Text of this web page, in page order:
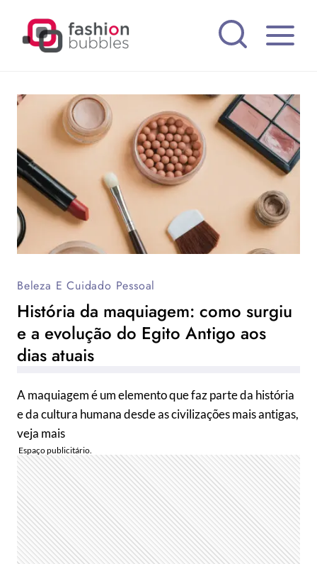
Beleza E Cuidado Pessoal
História da maquiagem: como surgiu
e a evolução do Egito Antigo aos
dias atuais
A maquiagem é um elemento que faz parte da história
e da cultura humana desde as civilizações mais antigas,
veja mais